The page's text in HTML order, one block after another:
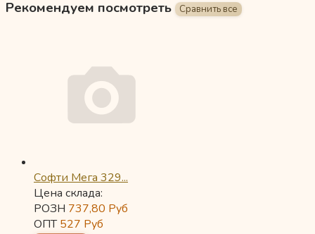
Рекомендуем посмотреть
Софти Мега 329...
Цена склада:
РОЗН 737,80 Руб
ОПТ527 Руб